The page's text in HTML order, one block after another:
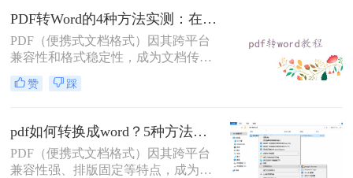
者，“pdf怎么转换成word”绝对是高频
刚需。
PDF转Word的4种方法实测：在线工具、Word、Adobe与开源软件对比！！
PDF（便携式文档格式）因其跨平台
兼容性和格式稳定性，成为文档传输
的首选格式。然而，当我们需要编辑
文档内容时，将其转换为Word格式
word怎么转呢？本文将详细介绍几种
常用的PDF转Word方法，助您轻松完
成转换。
赞 踩
pdf如何转换成word？5种方法从免费到编程实测对比！
PDF（便携式文档格式）因其跨平台
兼容性强、排版固定等特点，成为文